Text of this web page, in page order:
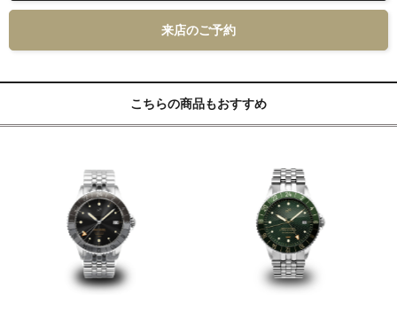
来店のご予約
こちらの商品もおすすめ